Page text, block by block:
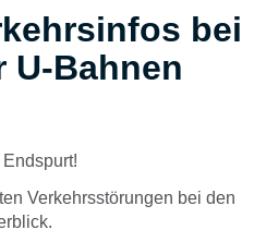
bei
U-Bahnen
Verkehrsstörungen bei den